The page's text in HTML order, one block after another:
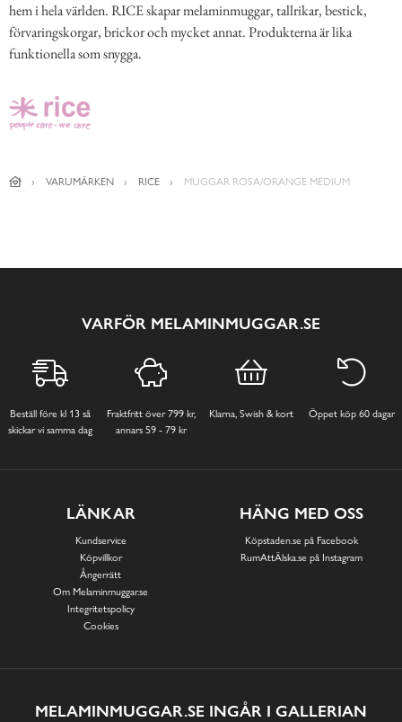
hem i hela världen. RICE skapar melaminmuggar, tallrikar, bestick,
förvaringskorgar, brickor och mycket annat. Produkterna är lika
funktionella som snygga.
VARUMÄRKEN RICE MUGGAR ROSA/ORANGE MEDIUM
VARFÖR MELAMINMUGGAR.SE
Beställ före kl 13 så
skickar vi samma dag
Fraktfritt över 799 kr,
annars 59 - 79 kr
Klarna, Swish & kort Öppet köp 60 dagar
LÄNKAR
Kundservice
Köpvillkor
Ångerrätt
Om Melaminmuggar.se
Integritetspolicy
Cookies
HÄNG MED OSS
Köpstaden.se på Facebook
RumAttÄlska.se på Instagram
MELAMINMUGGAR.SE INGÅR I GALLERIAN